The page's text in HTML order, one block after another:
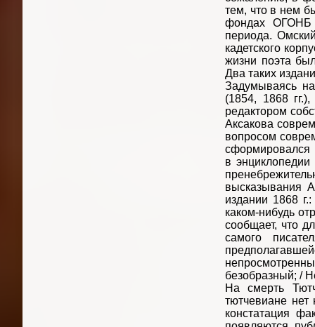
тем, что в нем
фондах ОГОНБ
периода.
кадетского
жизни поэта
Два таких
Задумываясь
(1854, 1868
редактором
Аксакова
вопросом
в
высказывания
издании 1868
каком-нибудь
сообщает, что
самого
безобразный; /
На смерть
тютчевиане нет
констатация